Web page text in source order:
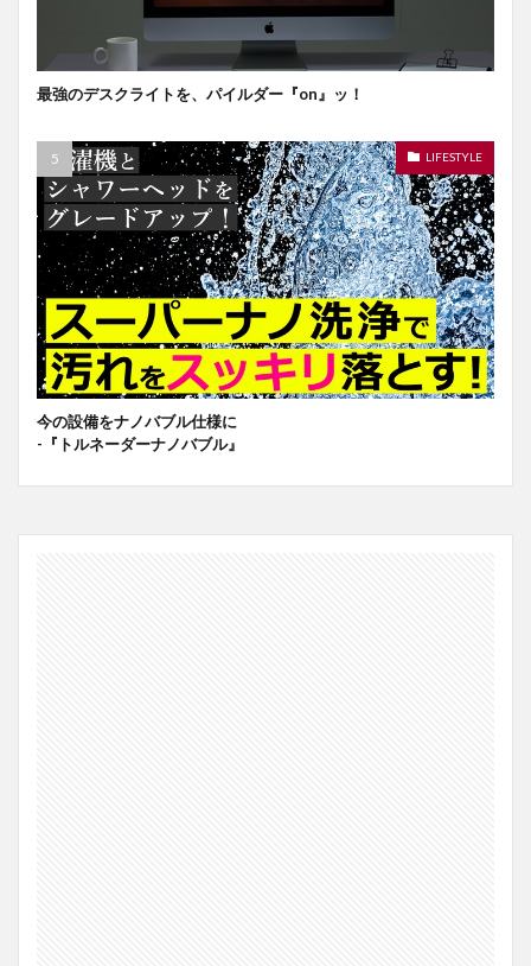
最強のデスクライトを、パイルダー『on』ッ！
LIFESTYLE
今の設備をナノバブル仕様に
-『トルネーダーナノバブル』